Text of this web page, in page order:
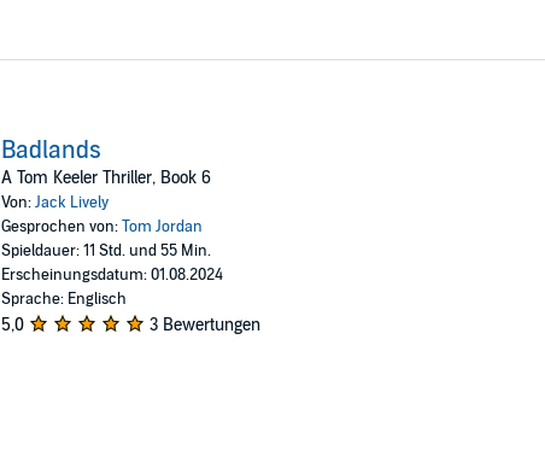
Badlands
A Tom Keeler Thriller, Book 6
Von:Jack Lively
Gesprochen von:Tom Jordan
Spieldauer: 11 Std. und 55 Min.
Erscheinungsdatum: 01.08.2024
Sprache: Englisch
5,0 3 Bewertungen